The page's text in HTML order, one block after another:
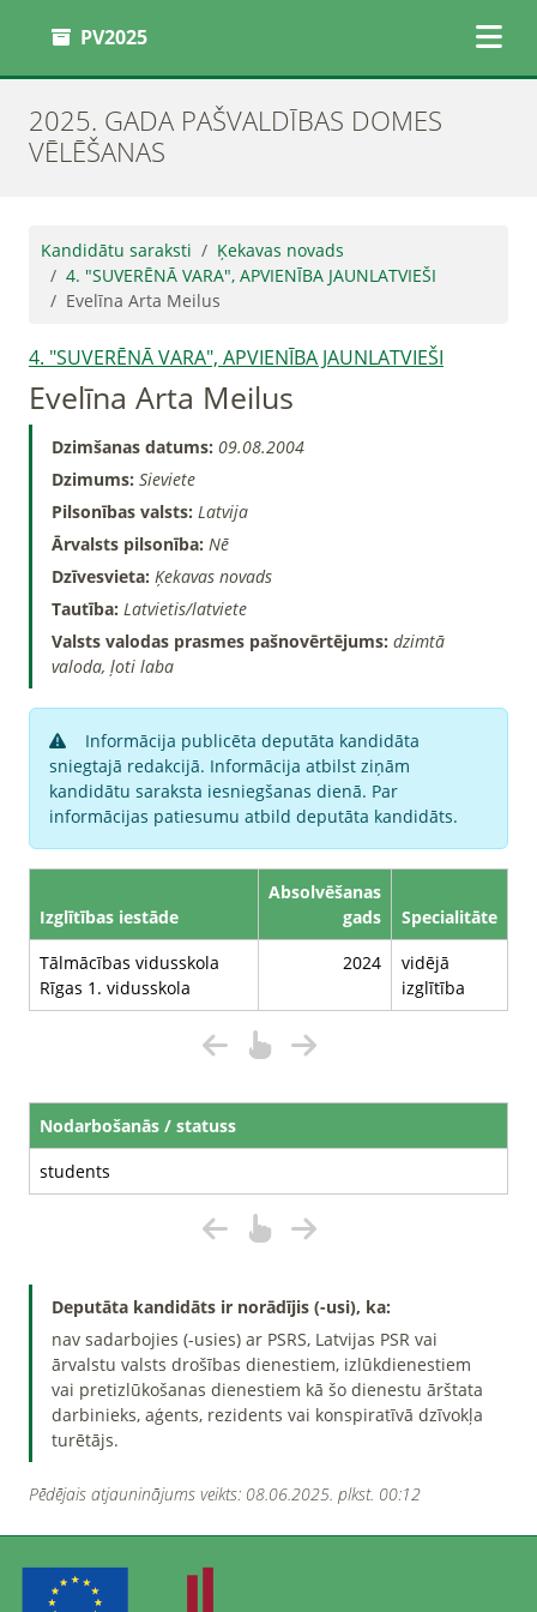
PV2025
2025. GADA PAŠVALDĪBAS DOMES
VĒLĒŠANAS
Kandidātu saraksti
Ķekavas novads
4. "SUVERĒNĀ VARA", APVIENĪBA JAUNLATVIEŠI
Evelīna Arta Meilus
4. "SUVERĒNĀ VARA", APVIENĪBA JAUNLATVIEŠI
Evelīna Arta Meilus
Dzimšanas datums: 09.08.2004
Dzimums: Sieviete
Pilsonības valsts: Latvija
Ārvalsts pilsonība: Nē
Dzīvesvieta: Ķekavas novads
Tautība: Latvietis/latviete
Valsts valodas prasmes pašnovērtējums: dzimtā
valoda, ļoti laba
Informācija publicēta deputāta kandidāta
sniegtajā redakcijā. Informācija atbilst ziņām
kandidātu saraksta iesniegšanas dienā. Par
informācijas patiesumu atbild deputāta kandidāts.
Izglītības iestāde
Absolvēšanas
gads
Specialitāte
Tālmācības vidusskola
Rīgas 1. vidusskola
2024
vidējā
izglītība
Nodarbošanās / statuss
students
Deputāta kandidāts ir norādījis (-usi), ka:
nav sadarbojies (-usies) ar PSRS, Latvijas PSR vai
ārvalstu valsts drošības dienestiem, izlūkdienestiem
vai pretizlūkošanas dienestiem kā šo dienestu ārštata
darbinieks, aģents, rezidents vai konspiratīvā dzīvokļa
turētājs.
Pēdējais atjauninājums veikts: 08.06.2025. plkst. 00:12